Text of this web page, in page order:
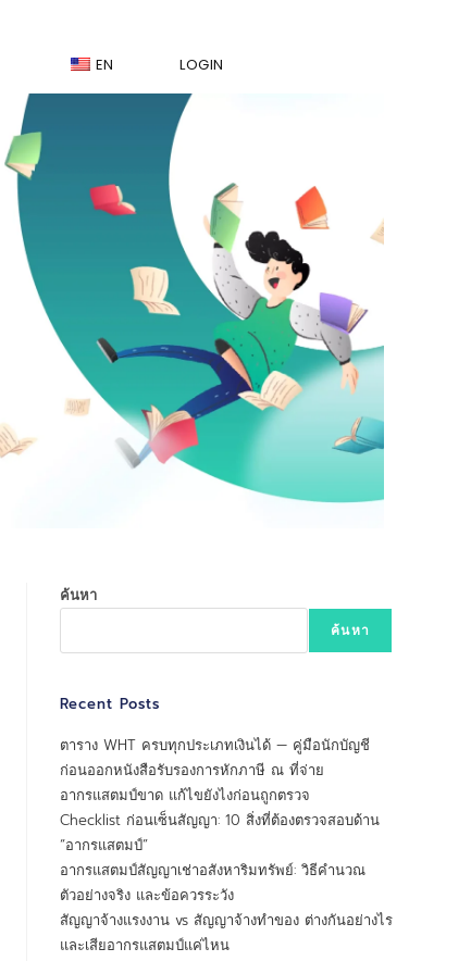
EN LOGIN
ค้นหา
ค้นหา
Recent Posts
ตาราง WHT ครบทุกประเภทเงินได้ — คู่มือนักบัญชี
ก่อนออกหนังสือรับรองการหักภาษี ณ ที่จ่าย
อากรแสตมป์ขาด แก้ไขยังไงก่อนถูกตรวจ
Checklist ก่อนเซ็นสัญญา: 10 สิ่งที่ต้องตรวจสอบด้าน
“อากรแสตมป์”
อากรแสตมป์สัญญาเช่าอสังหาริมทรัพย์: วิธีคำนวณ
ตัวอย่างจริง และข้อควรระวัง
สัญญาจ้างแรงงาน vs สัญญาจ้างทำของ ต่างกันอย่างไร
และเสียอากรแสตมป์แค่ไหน